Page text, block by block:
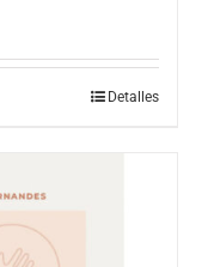
Detalles